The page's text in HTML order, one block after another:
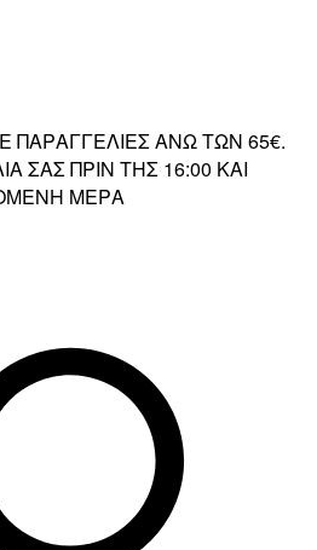
ΑΝΩ ΤΩΝ 65€.
ΣΑΣ ΠΡΙΝ ΤΗΣ 16:00 ΚΑΙ
ΜΕΡΑ